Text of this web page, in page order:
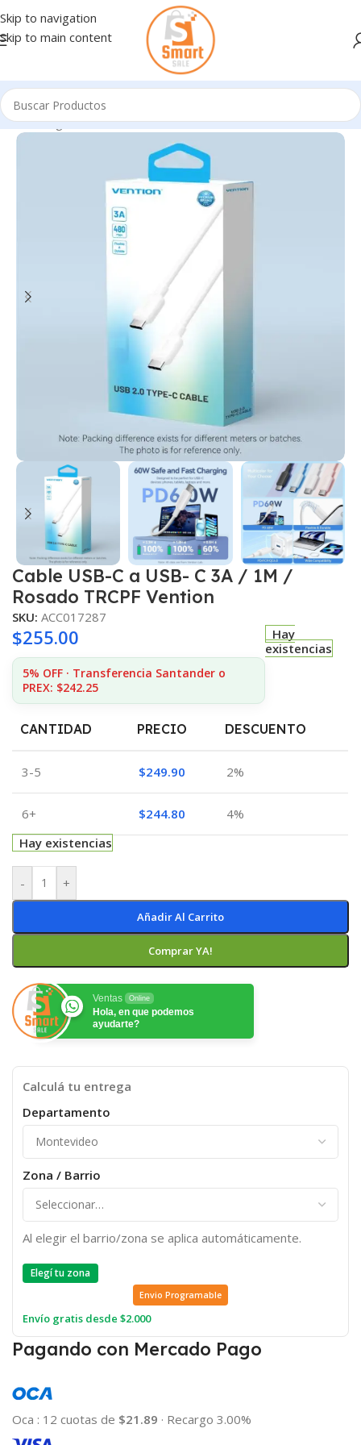
Skip to navigation
Skip to main content
Inicio/Ingresando
Cable USB-C a USB- C 3A / 1M /
Rosado TRCPF Vention
SKU: ACC017287
$255.00
5% OFF · Transferencia Santander o
PREX: $242.25
Hay
existencias
CANTIDAD PRECIO DESCUENTO
3-5 $249.90 2%
6+ $244.80
4%
Hay existencias
- +
Añadir Al Carrito
Comprar YA!
Ventas Online
Hola, en que podemos
ayudarte?
Calculá tu entrega
Departamento
Zona / Barrio
Al elegir el barrio/zona se aplica automáticamente.
Elegí tu zona
Envio Programable
Envío gratis desde $2.000
Pagando con Mercado Pago
Oca : 12 cuotas de $21.89 · Recargo 3.00%